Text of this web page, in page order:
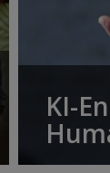
KI-